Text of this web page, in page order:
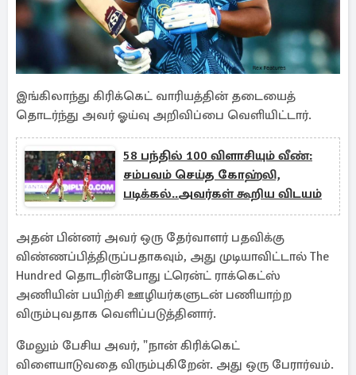
இங்கிலாந்து கிரிக்கெட் வாரியத்தின் தடையைத்
தொடர்ந்து அவர் ஓய்வு அறிவிப்பை வெளியிட்டார்.
58 பந்தில் 100 விளாசியும் வீண்:
சம்பவம் செய்த கோஹ்லி,
படிக்கல்..அவர்கள் கூறிய விடயம்
அதன் பின்னர் அவர் ஒரு தேர்வாளர் பதவிக்கு
விண்ணப்பித்திருப்பதாகவும், அது முடியாவிட்டால் The
Hundred தொடரின்போது ட்ரென்ட் ராக்கெட்ஸ்
அணியின் பயிற்சி ஊழியர்களுடன் பணியாற்ற
விரும்புவதாக வெளிப்படுத்தினார்.
மேலும் பேசிய அவர், "நான் கிரிக்கெட்
விளையாடுவதை விரும்புகிறேன். அது ஒரு பேரார்வம்.